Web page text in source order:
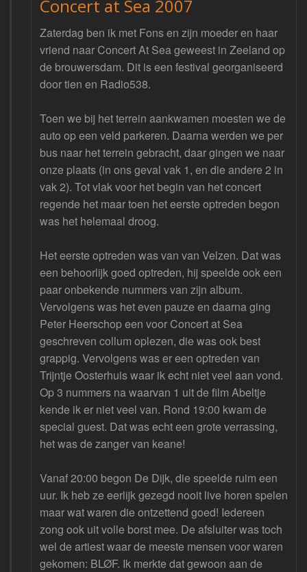
Concert at Sea 2007
Zaterdag ben ik met Fons en zijn moeder en haar
vriend naar Concert At Sea geweest in Zeeland op
de brouwersdam. Dit is een festival georganiseerd
door tien en Radio538.
Toen we bij het terrein aankwamen moesten we de
auto op een veld parkeren. Daarna werden we per
bus naar het terrein gebracht, daar gingen we naar
onze plaats (in ons geval vak 1, en die andere 2 in
vak 2). Tot vlak voor het begin van het concert
regende het maar toen het eerste optreden begon
was het helemaal droog.
Het eerste optreden was van van Velzen. Dat was
een behoorlijk goed optreden, hij speelde ook een
paar onbekende nummers van zijn album.
Vervolgens was het even pauze en daarna ging
Peter Heerschop een voor Concert at Sea
geschreven collum oplezen, die was ook best
grappig. Vervolgens was er een optreden van
Trijntje Oosterhuis waar ik echt niet veel aan vond.
Op 3 nummers na waarvan 1 uit de film Abeltje
kende ik er niet veel van. Rond 19:00 kwam de
special guest. Dat was echt een grote verrassing,
het was de zanger van keane!
Vanaf 20:00 begon De Dijk, die speelde ruim een
uur. Ik heb ze eerlijk gezegd nooit live horen spelen
maar wat waren die ontzettend goed! Iedereen
zong ook uit volle borst mee. De afsluiter was toch
wel de artiest waar de meeste mensen voor waren
gekomen: BLØF. Ik merkte dat gewoon aan de